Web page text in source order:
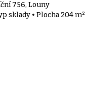
756, Louny
sklady • Plocha 204 m²